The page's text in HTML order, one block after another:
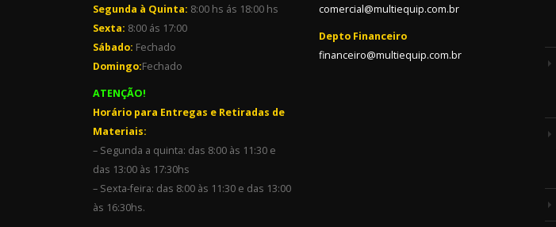
Segunda à Quinta: 8:00 hs ás 18:00 hs
Sexta: 8:00 ás 17:00
Sábado: Fechado
Domingo:Fechado
ATENÇÃO!
Horário para Entregas e Retiradas de
Materiais:
– Segunda a quinta: das 8:00 às 11:30 e
das 13:00 às 17:30hs
– Sexta-feira: das 8:00 às 11:30 e das 13:00
às 16:30hs.
comercial@multiequip.com.br
Depto Financeiro
financeiro@multiequip.com.br